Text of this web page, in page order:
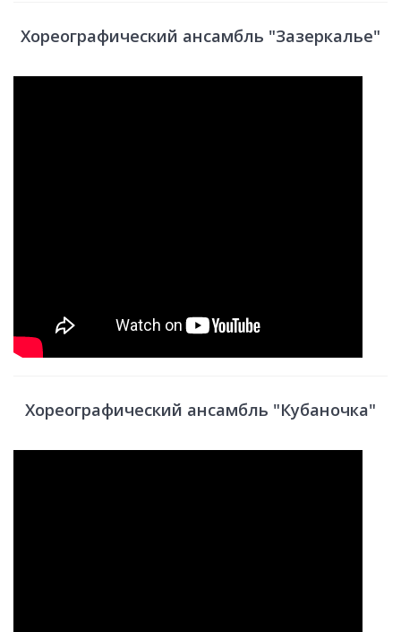
Хореографический ансамбль "Зазеркалье"
Хореографический ансамбль "Кубаночка"